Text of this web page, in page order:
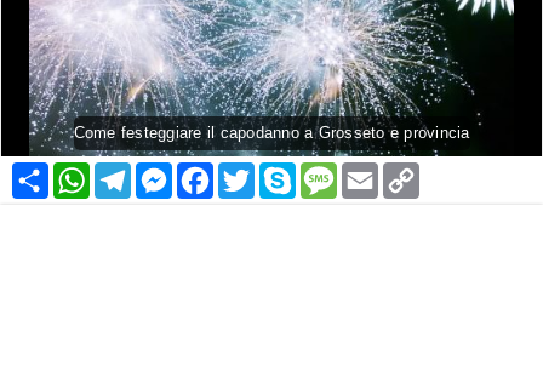
Come festeggiare il capodanno a Grosseto e provincia
Condividi
WhatsApp
Telegram
Messenger
Facebook
TwitterSkypeMessage
Email